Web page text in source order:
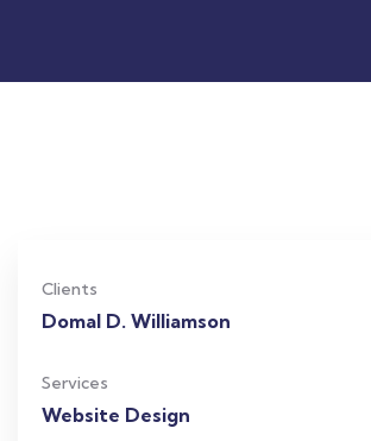
Clients
Domal D. Williamson
Services
Website Design